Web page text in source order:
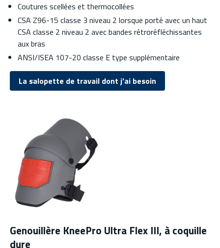
Coutures scellées et thermocollées
CSA Z96-15 classe 3 niveau 2 lorsque porté avec un haut
CSA classe 2 niveau 2 avec bandes rétroréfléchissantes
aux bras
ANSI/ISEA 107-20 classe E type supplémentaire
La salopette de travail dont j’ai besoin
Genouillère KneePro Ultra Flex III, à coquille
dure